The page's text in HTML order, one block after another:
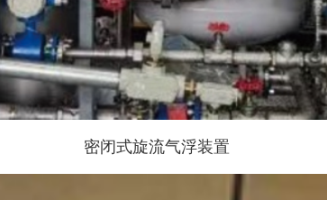
密闭式旋流⽓浮装置